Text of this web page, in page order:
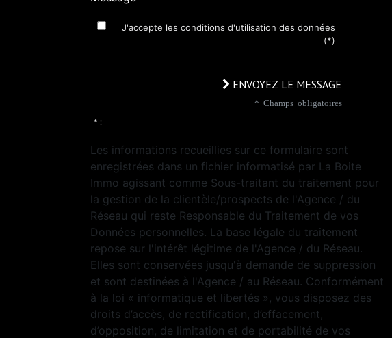
J'accepte les conditions d'utilisation des données
(*)
ENVOYEZ LE MESSAGE
* Champs obligatoires
* :
Les informations recueillies sur ce formulaire sont
enregistrées dans un fichier informatisé par La Boite
Immo agissant comme Sous-traitant du traitement pour
la gestion de la clientèle/prospects de l'Agence / du
Réseau qui reste Responsable du Traitement de vos
Données personnelles. La base légale du traitement
repose sur l'intérêt légitime de l'Agence / du Réseau.
Elles sont conservées jusqu'à demande de suppression
et sont destinées à l'Agence / au Réseau. Conformément
à la loi « informatique et libertés », vous disposez des
droits d’accès, de rectification, d’effacement,
d’opposition, de limitation et de portabilité de vos